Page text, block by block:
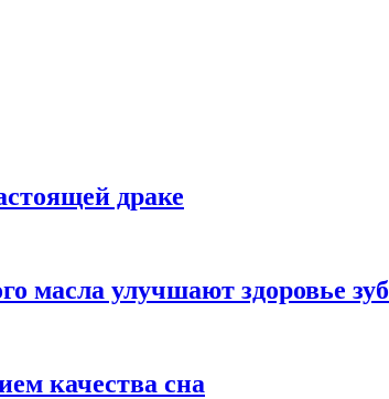
драке
масла улучшают здоровье
качества сна